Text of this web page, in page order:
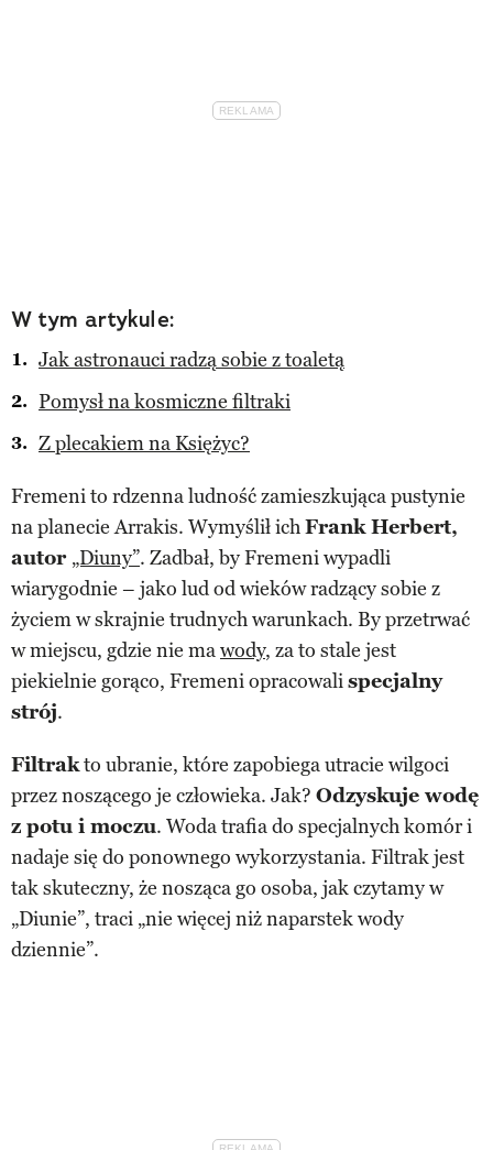
W tym artykule:
Jak astronauci radzą sobie z toaletą
Pomysł na kosmiczne filtraki
Z plecakiem na Księżyc?
Fremeni to rdzenna ludność zamieszkująca pustynie
na planecie Arrakis. Wymyślił ichFrank Herbert,
autor „Diuny”. Zadbał, by Fremeni wypadli
wiarygodnie – jako lud od wieków radzący sobie z
życiem w skrajnie trudnych warunkach. By przetrwać
w miejscu, gdzie nie mawody, za to stale jest
piekielnie gorąco, Fremeni opracowalispecjalny
strój.
Filtrakto ubranie, które zapobiega utracie wilgoci
przez noszącego je człowieka. Jak? Odzyskuje wodę
z potu i moczu. Woda trafia do specjalnych komór i
nadaje się do ponownego wykorzystania. Filtrak jest
tak skuteczny, że nosząca go osoba, jak czytamy w
„Diunie”, traci „nie więcej niż naparstek wody
dziennie”.